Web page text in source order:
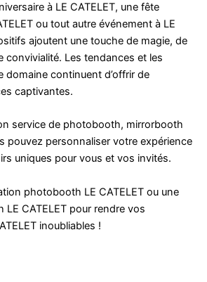
à LE CATELET, une fête
ou tout autre événement à LE
ajoutent une touche de magie, de
convivialité. Les tendances et les
domaine continuent d’offrir de
captivantes.
service de photobooth, mirrorbooth
pouvez personnaliser votre expérience
uniques pour vous et vos invités.
photobooth LE CATELET ou une
CATELET pour rendre vos
inoubliables !